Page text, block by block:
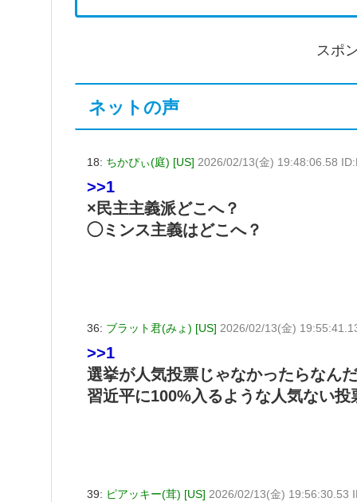
スポ
ネットの声
18: ちかぴぃ(庭) [US] 2026/02/13(金) 19:48:06.58
>>1
×民主主義派どこへ？
◯ミンス主義はどこへ？
36: ブラット君(みょ) [US] 2026/02/13(金)
>>1
選挙が人気投票じゃなかったらなん
習近平に100%入るような人気ない投
39: ピアッキー(茸) [US] 2026/02/13(金) 19:56:30.53